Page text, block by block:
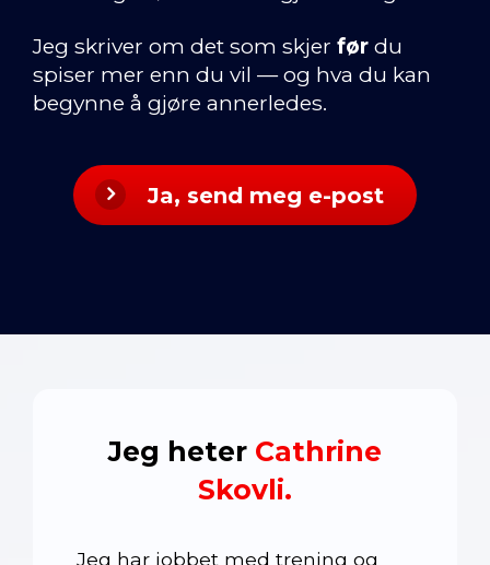
Jeg skriver om det som skjer før du
spiser mer enn du vil — og hva du kan
begynne å gjøre annerledes.
Ja, send meg e-post
Jeg heter Cathrine
Skovli.
Jeg har jobbet med trening og